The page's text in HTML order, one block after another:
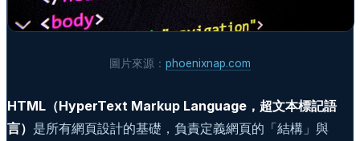
圖片來源： phoenixnap.com
HTML（HyperText Markup Language，超文本標記語
言） 是所有網頁設計的基礎，負責定義網頁的「結構」與